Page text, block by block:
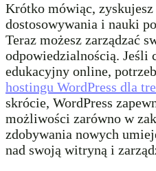
Krótko mówiąc,
dostosowywania i nauki
Teraz możesz zarządzać
odpowiedzialnością. Jeśli
edukacyjny online,
hostingu WordPress dla
skrócie, WordPress
możliwości zarówno w
zdobywania nowych
nad swoją witryną i